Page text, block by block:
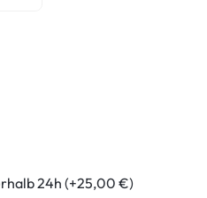
24h (+25,00 €)